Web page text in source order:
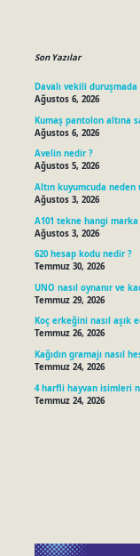
Son Yazılar
Davalı vekili
Ağustos 6, 2026
Kumaş pantolon altına
Ağustos 6, 2026
Avelin nedir ?
Ağustos 5, 2026
Altın kuyumcuda neden
Ağustos 3, 2026
A101 tekne hangi marka
Ağustos 3, 2026
620 hesap kodu nedir ?
Temmuz 30, 2026
UNO nasıl oynanır ve
Temmuz 29, 2026
Koç erkeğini nasıl aşık
Temmuz 26, 2026
Kağıdın gramajı nasıl
Temmuz 24, 2026
4 harfli hayvan isimleri
Temmuz 24, 2026